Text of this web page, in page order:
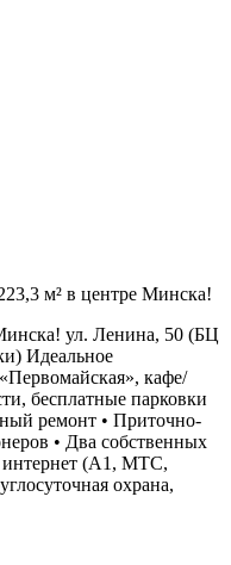
м² в центре Минска!
ул. Ленина, 50 (БЦ
Идеальное
кафе/
бесплатные парковки
ремонт • Приточно-
• Два собственных
интернет (А1, МТС,
охрана,